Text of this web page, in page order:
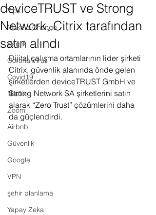
Tips
Make a Change
Sağlık
Corona Virus
Covid19
Netflix
Zoom
Airbnb
Güvenlik
Google
VPN
şehir planlama
Yapay Zeka
deviceTRUST ve Strong
Network, Citrix tarafından
satın alındı
Dijital çalışma ortamlarının lider şirketi
Citrix, güvenlik alanında önde gelen
şirketlerden deviceTRUST GmbH ve
Strong Network SA şirketlerini satın
alarak “Zero Trust” çözümlerini daha
da güçlendirdi.